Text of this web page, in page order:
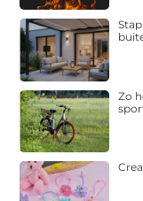
Zo